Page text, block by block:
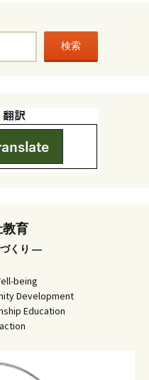
検索
育
くり ―
being
Development
Education